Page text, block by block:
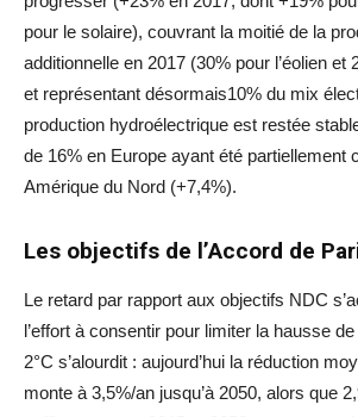
pour le solaire), couvrant la moitié de la
additionnelle en 2017 (30% pour l’éolien et
et représentant désormais10% du mix
production hydroélectrique est restée
de 16% en Europe ayant été partiellement
Amérique du Nord (+7,4%).
Les objectifs de l’Accord de
Le retard par rapport aux objectifs NDC
l’effort à consentir pour limiter la hausse
2°C s’alourdit : aujourd’hui la réduction
monte à 3,5%/an jusqu’à 2050, alors que